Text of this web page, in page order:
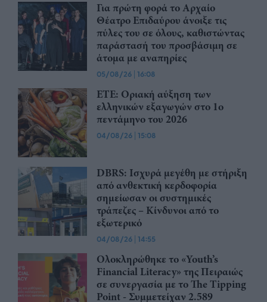
Για πρώτη φορά το Αρχαίο
Θέατρο Επιδαύρου άνοιξε τις
πύλες του σε όλους, καθιστώντας
παράστασή του προσβάσιμη σε
άτομα με αναπηρίες
05/08/26 | 16:08
ΕΤΕ: Οριακή αύξηση των
ελληνικών εξαγωγών στο 1ο
πεντάμηνο του 2026
04/08/26 | 15:08
DBRS: Ισχυρά μεγέθη με στήριξη
από ανθεκτική κερδοφορία
σημείωσαν οι συστημικές
τράπεζες – Kίνδυνοι από το
εξωτερικό
04/08/26 | 14:55
Ολοκληρώθηκε το «Youth’s
Financial Literacy» της Πειραιώς
σε συνεργασία με το The Tipping
Point - Συμμετείχαν 2.589